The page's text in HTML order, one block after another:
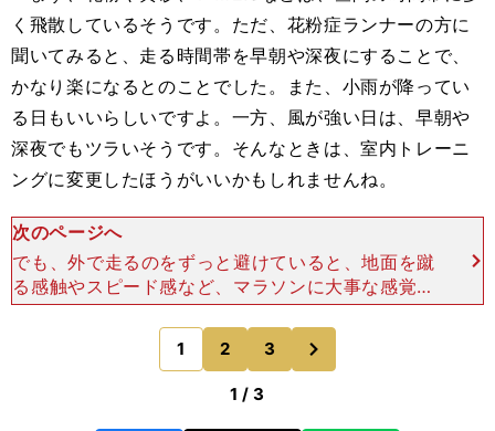
く飛散しているそうです。ただ、花粉症ランナーの方に
聞いてみると、走る時間帯を早朝や深夜にすることで、
かなり楽になるとのことでした。また、小雨が降ってい
る日もいいらしいですよ。一方、風が強い日は、早朝や
深夜でもツラいそうです。そんなときは、室内トレーニ
ングに変更したほうがいいかもしれませんね。
次のページへ
でも、外で走るのをずっと避けていると、地面を蹴
る感触やスピード感など、マラソンに大事な感覚を
忘れそうになります。できることなら、いろんな対
策を取って外で走りたいですよね。というわけで、
花粉などを防いで
1 2 3
1 / 3